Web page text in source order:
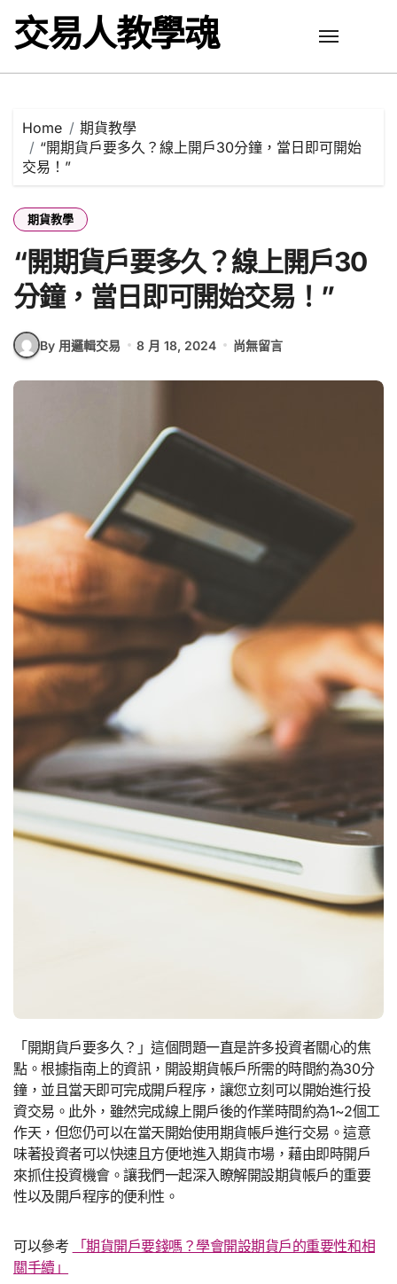
content
交易人教學魂
Home
期貨教學
“開期貨戶要多久？線上開戶30分鐘，當日即可開始
交易！”
期貨教學
“開期貨戶要多久？線上開戶30
分鐘，當日即可開始交易！”
By 用邏輯交易 8 月 18, 2024 尚無留言
「開期貨戶要多久？」這個問題一直是許多投資者關心的焦
點。根據指南上的資訊，開設期貨帳戶所需的時間約為30分
鐘，並且當天即可完成開戶程序，讓您立刻可以開始進行投
資交易。此外，雖然完成線上開戶後的作業時間約為1~2個工
作天，但您仍可以在當天開始使用期貨帳戶進行交易。這意
味著投資者可以快速且方便地進入期貨市場，藉由即時開戶
來抓住投資機會。讓我們一起深入瞭解開設期貨帳戶的重要
性以及開戶程序的便利性。
可以參考
「期貨開戶要錢嗎？學會開設期貨戶的重要性和相
關手續」